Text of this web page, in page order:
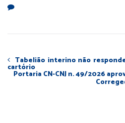
Tabelião interino não
cartório
Portaria CN-CNJ n. 49/2026